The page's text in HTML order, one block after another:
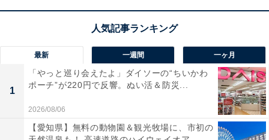
最新 一週間 一ヶ月
1
「やっと巡り会えたよ」ダイソーの“ちいかわ
ポーチ”が220円で反響。ぬい活＆防災...
2026/08/06
【愛知県】無料の動物園＆観光牧場に、市初の